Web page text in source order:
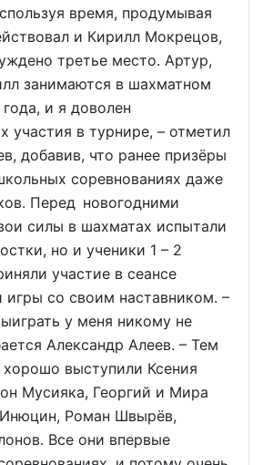
время, продумывая
и Кирилл Мокрецов,
третье место. Артур,
занимаются в шахматном
и я доволен
участия в турнире, – отметил
добавив, что ранее призёры
соревнованиях даже
Перед новогодними
силы в шахматах испытали
но и ученики 1 – 2
участие в сеансе
игры со своим наставником. –
у меня никому не
Александр Алеев. – Тем
хорошо выступили Ксения
Мусияка, Георгий и Мира
Роман Швырёв,
Все они впервые